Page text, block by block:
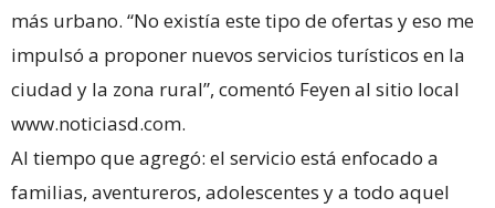
más urbano. “No existía este tipo de ofertas y eso me
impulsó a proponer nuevos servicios turísticos en la
ciudad y la zona rural”, comentó Feyen al sitio local
www.noticiasd.com.
Al tiempo que agregó: el servicio está enfocado a
familias, aventureros, adolescentes y a todo aquel